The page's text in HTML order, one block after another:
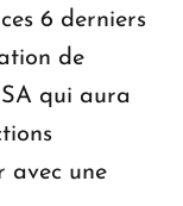
6 derniers
de
qui aura
avec une